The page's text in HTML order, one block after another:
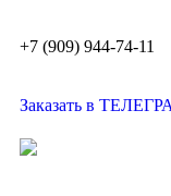
+7 (909) 944-74-11
Заказать в